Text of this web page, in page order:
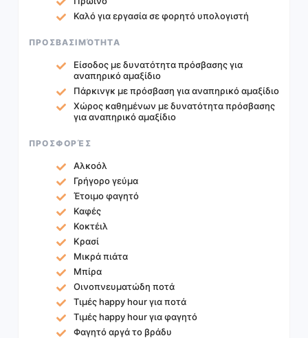
Καλό για εργασία σε φορητό υπολογιστή
ΠΡΟΣΒΑΣΙΜΌΤΗΤΑ
Είσοδος με δυνατότητα πρόσβασης για
αναπηρικό αμαξίδιο
Πάρκινγκ με πρόσβαση για αναπηρικό αμαξίδιο
Χώρος καθημένων με δυνατότητα πρόσβασης
για αναπηρικό αμαξίδιο
ΠΡΟΣΦΟΡΈΣ
Αλκοόλ
Γρήγορο γεύμα
Έτοιμο φαγητό
Καφές
Κοκτέιλ
Κρασί
Μικρά πιάτα
Μπίρα
Οινοπνευματώδη ποτά
Τιμές happy hour για ποτά
Τιμές happy hour για φαγητό
Φαγητό αργά το βράδυ